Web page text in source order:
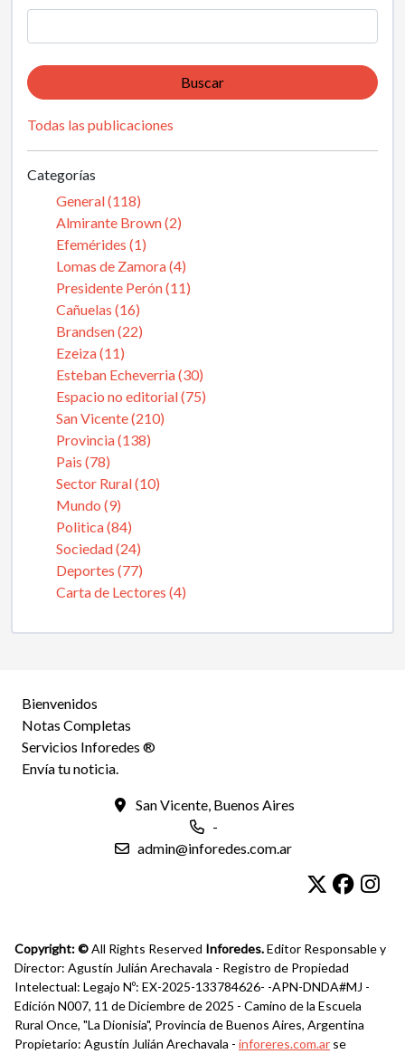
Buscar
Todas las publicaciones
Categorías
General (118)
Almirante Brown (2)
Efemérides (1)
Lomas de Zamora (4)
Presidente Perón (11)
Cañuelas (16)
Brandsen (22)
Ezeiza (11)
Esteban Echeverria (30)
Espacio no editorial (75)
San Vicente (210)
Provincia (138)
Pais (78)
Sector Rural (10)
Mundo (9)
Politica (84)
Sociedad (24)
Deportes (77)
Carta de Lectores (4)
Bienvenidos
Notas Completas
Servicios Inforedes ®
Envía tu noticia.
San Vicente, Buenos Aires
-
admin@inforedes.com.ar
Copyright: ©All Rights Reserved Inforedes.Editor Responsable y
Director: Agustín Julián Arechavala - Registro de Propiedad
Intelectual: Legajo Nº: EX-2025-133784626- -APN-DNDA#MJ -
Edición N007, 11 de Diciembre de 2025 - Camino de la Escuela
Rural Once, "La Dionisia", Provincia de Buenos Aires, Argentina
Propietario: Agustín Julián Arechavala - inforeres.com.ar se